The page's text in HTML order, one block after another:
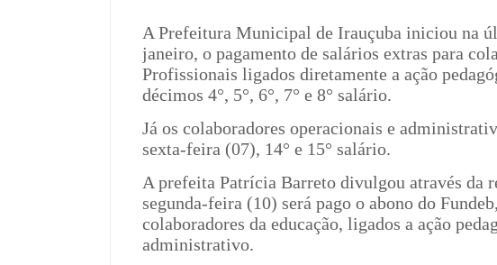
A Prefeitura Municipal de Irauçuba iniciou na
janeiro, o pagamento de salários extras para
Profissionais ligados diretamente a ação
décimos 4°, 5°, 6°, 7° e 8° salário.
Já os colaboradores operacionais e
sexta-feira (07), 14° e 15° salário.
A prefeita Patrícia Barreto divulgou através da
segunda-feira (10) será pago o abono do
colaboradores da educação, ligados a ação
administrativo.